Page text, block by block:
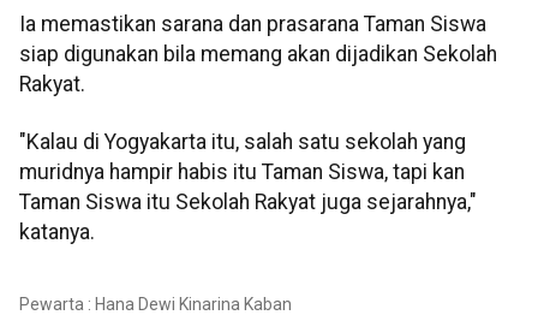
Ia memastikan sarana dan prasarana Taman Siswa
siap digunakan bila memang akan dijadikan Sekolah
Rakyat.
"Kalau di Yogyakarta itu, salah satu sekolah yang
muridnya hampir habis itu Taman Siswa, tapi kan
Taman Siswa itu Sekolah Rakyat juga sejarahnya,"
katanya.
Pewarta : Hana Dewi Kinarina Kaban